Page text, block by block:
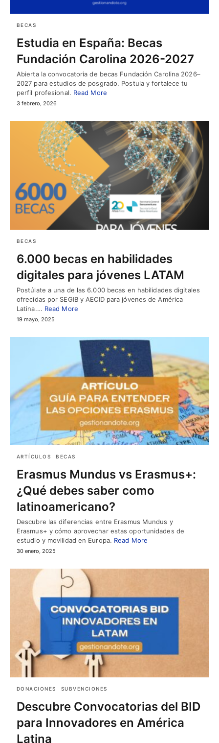
BECAS
Estudia en España: Becas
Fundación Carolina 2026-2027
Abierta la convocatoria de becas Fundación Carolina 2026–
2027 para estudios de posgrado. Postula y fortalece tu
perfil profesional. Read More
3 febrero, 2026
BECAS
6.000 becas en habilidades
digitales para jóvenes LATAM
Postúlate a una de las 6.000 becas en habilidades digitales
ofrecidas por SEGIB y AECID para jóvenes de América
Latina.… Read More
19 mayo, 2025
ARTÍCULOS BECAS
Erasmus Mundus vs Erasmus+:
¿Qué debes saber como
latinoamericano?
Descubre las diferencias entre Erasmus Mundus y
Erasmus+ y cómo aprovechar estas oportunidades de
estudio y movilidad en Europa. Read More
30 enero, 2025
DONACIONES SUBVENCIONES
Descubre Convocatorias del BID
para Innovadores en América
Latina